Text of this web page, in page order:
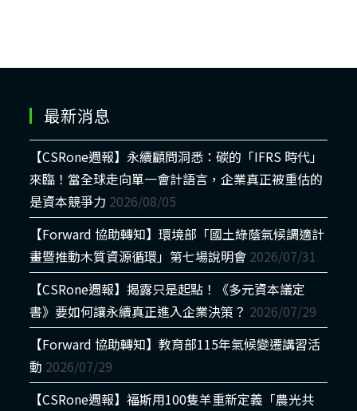
最新消息
【CSRone週報】永續顧問洞悉：碳的「IFRS 時代」
來臨！當全球走向單一會計語言，企業真正被重估的
是資本競爭力 2026/08/05
【Forward 協助轉知】環境部「國土綠蔭氣候調適計
畫暨推動木質資源循環」第七場說明會 2026/07/31
【CSRone週報】揭露只是起點！《多元資本議定
書》要如何讓永續真正進入企業決策？ 2026/07/29
【Forward 協助轉知】教育部115年氣候變遷講習活
動 2026/07/29
【CSRone週報】福斯用100隻羊重新定義「農光共